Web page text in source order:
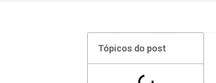
Tópicos do post